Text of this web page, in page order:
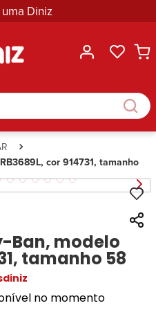
Diniz
cor 914731, tamanho
Ban, modelo
tamanho 58
no momento